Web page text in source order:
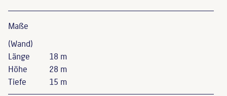
Maße
(Wand)
Länge
Höhe
Tiefe
18 m
28 m
15 m